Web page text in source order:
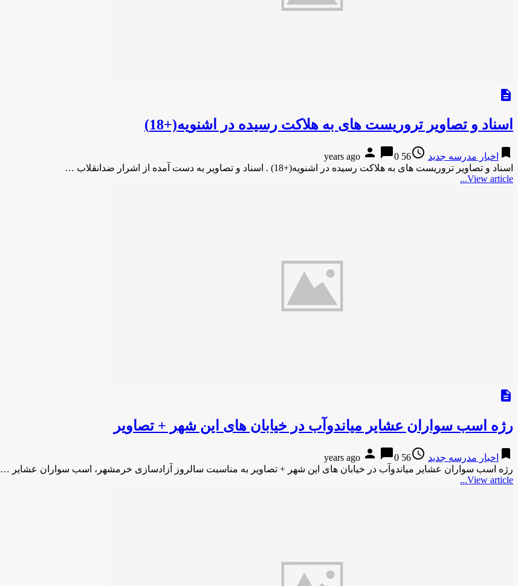
description
اسناد و تصاویر تروریست های به هلاکت رسیده در اشنویه(+18)
bookmark اخبار مدرسه جدید access_time
56 years ago
person chat_bubble0
اسناد و تصاویر تروریست های به هلاکت رسیده در اشنویه(+18) . اسناد و تصاویر به دست آمده از اشرار ضدانقلاب …
View article...
description
رژه اسب سواران عشایر میاندوآب در خیابان های این شهر + تصاویر
bookmark اخبار مدرسه جدید access_time
56 years ago
person chat_bubble0
رژه اسب سواران عشایر میاندوآب در خیابان های این شهر + تصاویر به مناسبت سالروز آزادسازی خرمشهر، اسب سواران عشایر …
View article...